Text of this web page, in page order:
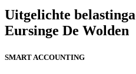
Uitgelichte
Eursinge De Wolden
SMART ACCOUNTING